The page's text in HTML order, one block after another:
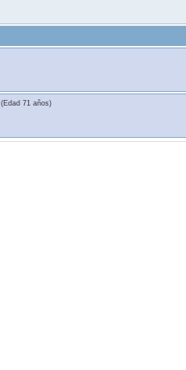
(Edad 71 años)